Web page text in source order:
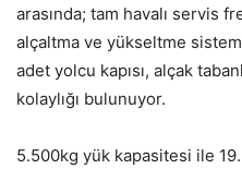
arasında; tam havalı servis
alçaltma ve yükseltme
adet yolcu kapısı, alçak
kolaylığı bulunuyor.
5.500kg yük kapasitesi ile